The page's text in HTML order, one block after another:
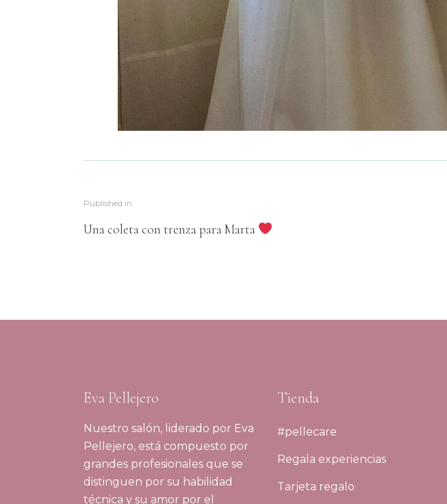
Published in
Una coleta con trenza para Marta
Eva Pellejero
Nuestro salón, liderado por Eva
Pellejero, está compuesto por
grandes profesionales que se
distinguen por su habilidad
técnica y su amor por el
Tienda
#pellecare
Regala experiencias
Tarjeta regalo